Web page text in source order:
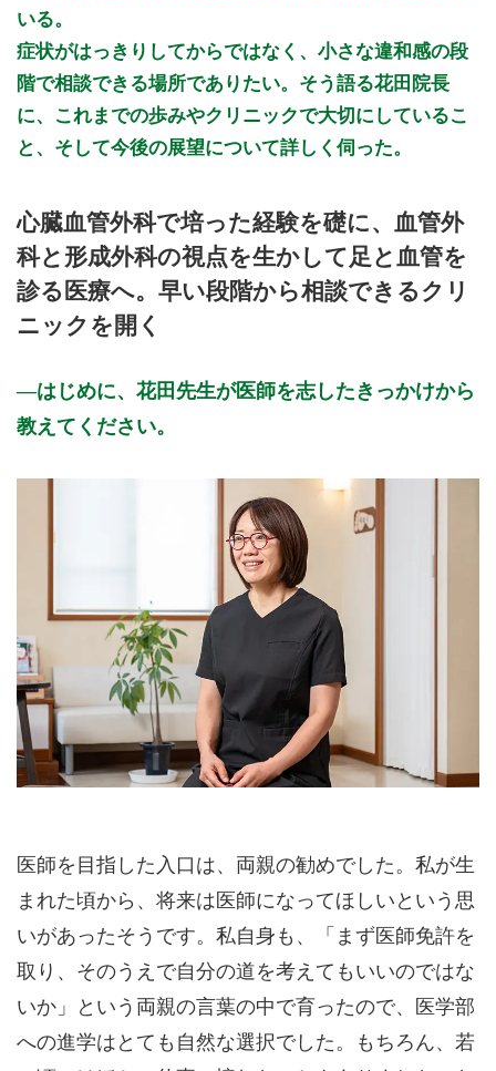
初診受付
いる。
症状がはっきりしてからではなく、小さな違和感の段
階で相談できる場所でありたい。そう語る花田院長
に、これまでの歩みやクリニックで大切にしているこ
と、そして今後の展望について詳しく伺った。
心臓血管外科で培った経験を礎に、血管外
科と形成外科の視点を生かして足と血管を
診る医療へ。早い段階から相談できるクリ
ニックを開く
はじめに、花田先生が医師を志したきっかけから
教えてください。
医師を目指した入口は、両親の勧めでした。私が生
まれた頃から、将来は医師になってほしいという思
いがあったそうです。私自身も、「まず医師免許を
取り、そのうえで自分の道を考えてもいいのではな
いか」という両親の言葉の中で育ったので、医学部
への進学はとても自然な選択でした。もちろん、若